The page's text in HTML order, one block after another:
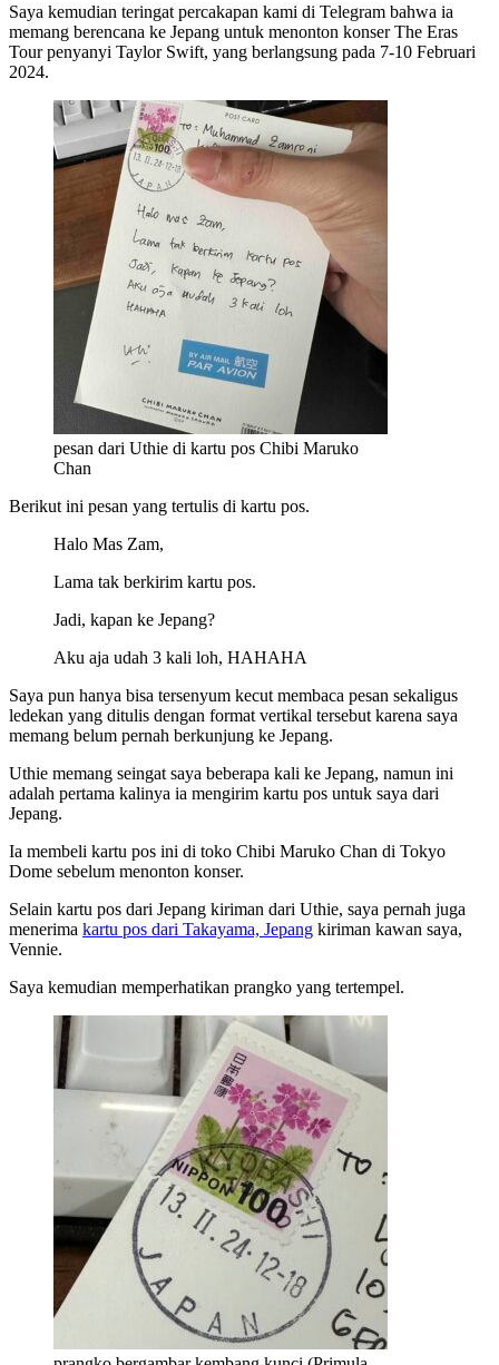
Saya kemudian teringat percakapan kami di Telegram bahwa ia
memang berencana ke Jepang untuk menonton konser The Eras
Tour penyanyi Taylor Swift, yang berlangsung pada 7-10 Februari
2024.
pesan dari Uthie di kartu pos Chibi Maruko
Chan
Berikut ini pesan yang tertulis di kartu pos.
Halo Mas Zam,
Lama tak berkirim kartu pos.
Jadi, kapan ke Jepang?
Aku aja udah 3 kali loh, HAHAHA
Saya pun hanya bisa tersenyum kecut membaca pesan sekaligus
ledekan yang ditulis dengan format vertikal tersebut karena saya
memang belum pernah berkunjung ke Jepang.
Uthie memang seingat saya beberapa kali ke Jepang, namun ini
adalah pertama kalinya ia mengirim kartu pos untuk saya dari
Jepang.
Ia membeli kartu pos ini di toko Chibi Maruko Chan di Tokyo
Dome sebelum menonton konser.
Selain kartu pos dari Jepang kiriman dari Uthie, saya pernah juga
menerima kartu pos dari Takayama, Jepang kiriman kawan saya,
Vennie.
Saya kemudian memperhatikan prangko yang tertempel.